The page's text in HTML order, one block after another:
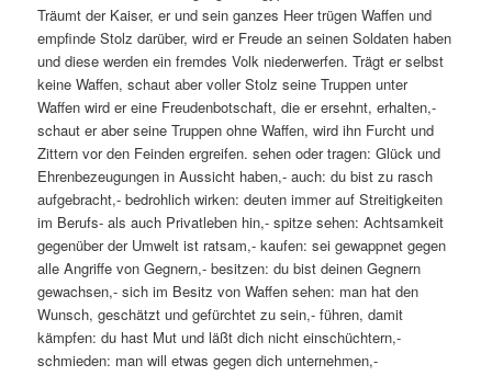
Träumt der Kaiser, er und sein ganzes Heer trügen Waffen und
empfinde Stolz darüber, wird er Freude an seinen Soldaten haben
und diese werden ein fremdes Volk niederwerfen. Trägt er selbst
keine Waffen, schaut aber voller Stolz seine Truppen unter
Waffen wird er eine Freudenbotschaft, die er ersehnt, erhalten,-
schaut er aber seine Truppen ohne Waffen, wird ihn Furcht und
Zittern vor den Feinden ergreifen. sehen oder tragen: Glück und
Ehrenbezeugungen in Aussicht haben,- auch: du bist zu rasch
aufgebracht,- bedrohlich wirken: deuten immer auf Streitigkeiten
im Berufs- als auch Privatleben hin,- spitze sehen: Achtsamkeit
gegenüber der Umwelt ist ratsam,- kaufen: sei gewappnet gegen
alle Angriffe von Gegnern,- besitzen: du bist deinen Gegnern
gewachsen,- sich im Besitz von Waffen sehen: man hat den
Wunsch, geschätzt und gefürchtet zu sein,- führen, damit
kämpfen: du hast Mut und läßt dich nicht einschüchtern,-
schmieden: man will etwas gegen dich unternehmen,-